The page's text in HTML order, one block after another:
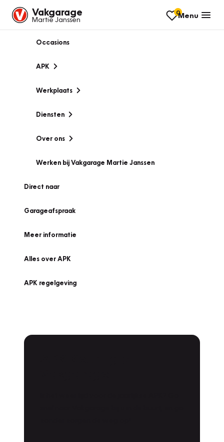
Vakgarage
Martie Janssen
0Menu
Occasions
APK
Werkplaats
Diensten
Over ons
Werken bij Vakgarage Martie Janssen
Direct naar
Garageafspraak
Meer informatie
Alles over APK
APK regelgeving